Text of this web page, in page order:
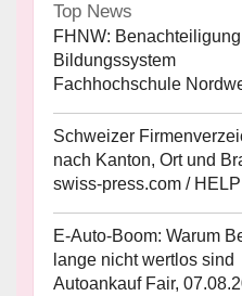
Top News
FHNW:
Bildungssystem
Fachhochschule
Schweizer
nach Kanton, Ort und
swiss-press.com /
E-Auto-Boom: Warum
lange nicht wertlos sind
Autoankauf Fair,